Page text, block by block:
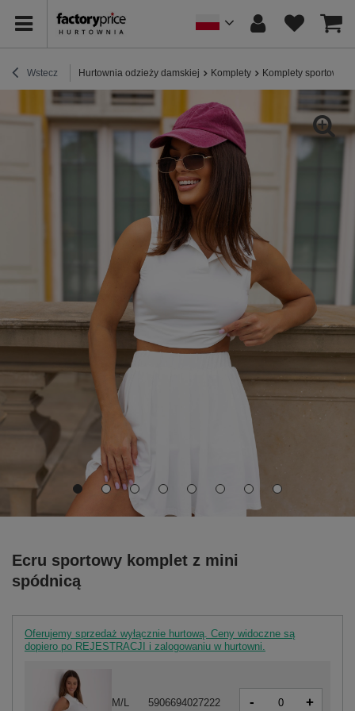
Wstecz Hurtownia odzieży damskiej Komplety Komplety sportowe
Ecru sportowy komplet z mini
spódnicą
Oferujemy sprzedaż wyłącznie hurtową. Ceny widoczne są
dopiero po REJESTRACJI i zalogowaniu w hurtowni.
M/L 5906694027222 - +